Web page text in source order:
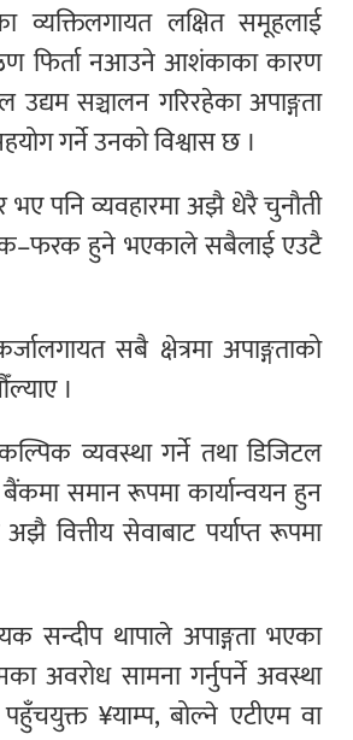
व्यक्तिलगायत लक्षित समूहलाई
फिर्ता नआउने आशंकाका कारण
सञ्चालन गरिरहेका अपाङ्गता
गर्ने उनको विश्वास छ ।
भए पनि व्यवहारमा अझै धेरै चुनौती
हुने भएकाले सबैलाई एउटै
सबै क्षेत्रमा अपाङ्गताको
।
व्यवस्था गर्ने तथा डिजिटल
समान रूपमा कार्यान्वयन हुन
वित्तीय सेवाबाट पर्याप्त रूपमा
सन्दीप थापाले अपाङ्गता भएका
अवरोध सामना गर्नुपर्ने अवस्था
¥याम्प, बोल्ने एटीएम वा